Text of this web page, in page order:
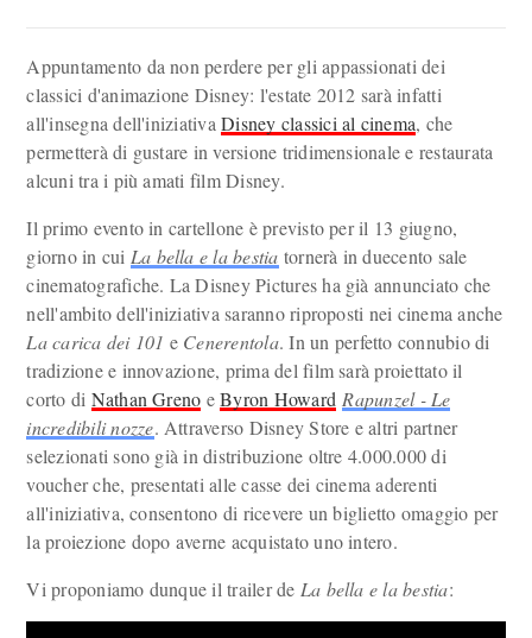
Appuntamento da non perdere per gli appassionati dei
classici d'animazione Disney: l'estate 2012 sarà infatti
all'insegna dell'iniziativaDisney classici al cinema, che
permetterà di gustare in versione tridimensionale e restaurata
alcuni tra i più amati film Disney.
Il primo evento in cartellone è previsto per il 13 giugno,
giorno in cui La bella e la bestia tornerà in duecento sale
cinematografiche. La Disney Pictures ha già annunciato che
nell'ambito dell'iniziativa saranno riproposti nei cinema anche
La carica dei 101 e Cenerentola. In un perfetto connubio di
tradizione e innovazione, prima del film sarà proiettato il
corto di Nathan Greno eByron Howard Rapunzel - Le
incredibili nozze. Attraverso Disney Store e altri partner
selezionati sono già in distribuzione oltre 4.000.000 di
voucher che, presentati alle casse dei cinema aderenti
all'iniziativa, consentono di ricevere un biglietto omaggio per
la proiezione dopo averne acquistato uno intero.
Vi proponiamo dunque il trailer de La bella e la bestia: